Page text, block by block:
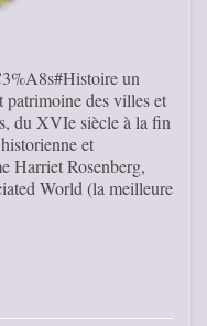
un
patrimoine des villes et
du XVIe siècle à la fin
et
Harriet Rosenberg,
World (la meilleure